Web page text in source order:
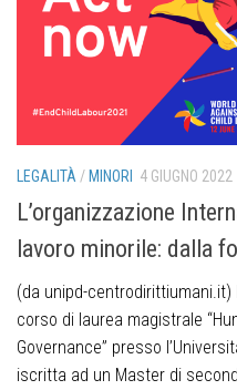
LEGALITÀ /MINORI 4 GIUGNO 2022
L’organizzazione
lavoro minorile: dalla
(da unipd-
corso di laurea magistrale
Governance” presso
iscritta ad un Master di